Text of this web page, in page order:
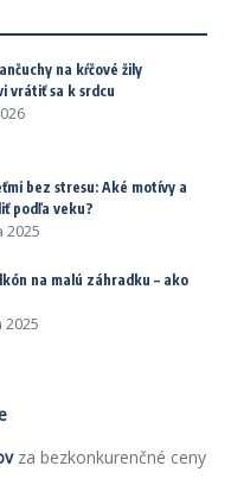
na kŕčové žily
vrátiť sa k srdcu
bez stresu: Aké motívy a
podľa veku?
2025
na malú záhradku – ako
za bezkonkurenčné ceny